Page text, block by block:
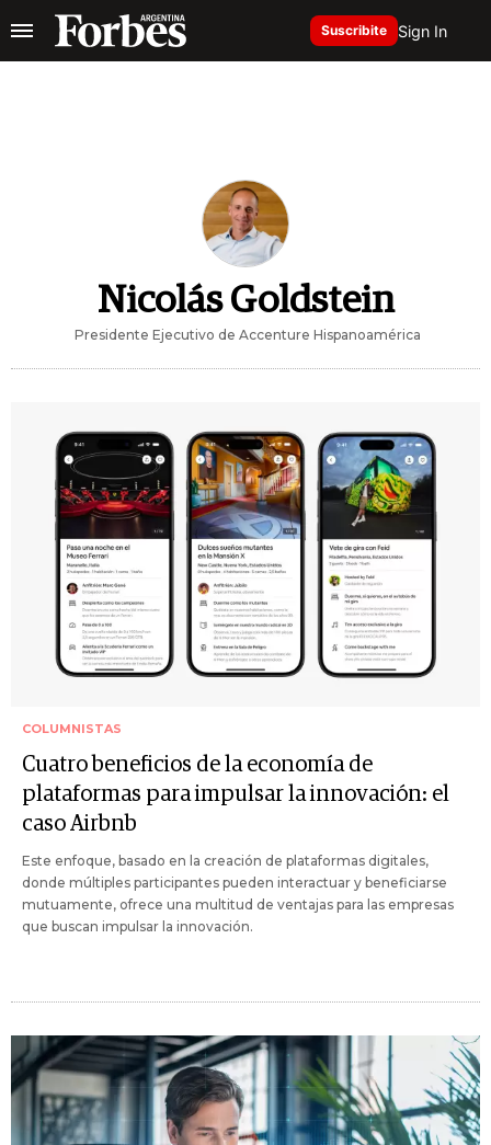
Suscribite Sign In
Nicolás Goldstein
Presidente Ejecutivo de Accenture Hispanoamérica
COLUMNISTAS
Cuatro beneficios de la economía de
plataformas para impulsar la innovación: el
caso Airbnb
Este enfoque, basado en la creación de plataformas digitales,
donde múltiples participantes pueden interactuar y beneficiarse
mutuamente, ofrece una multitud de ventajas para las empresas
que buscan impulsar la innovación.